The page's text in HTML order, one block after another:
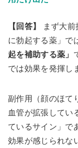
【回答】
まず大
に勃起する薬」で
起を補助する薬」
では効果を発揮し
副作用（顔のほて
血管が拡張してい
ているサイン」で
効果が感じられな